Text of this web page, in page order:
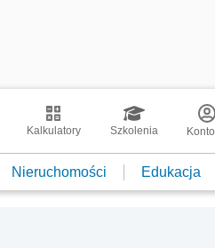
Kalkulatory Szkolenia Konto
Nieruchomości Edukacja